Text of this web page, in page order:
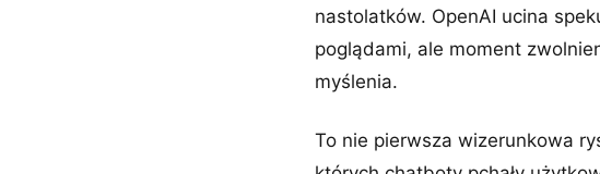
nastolatków. OpenAI ucina
poglądami, ale moment
myślenia.
To nie pierwsza wizerunkowa